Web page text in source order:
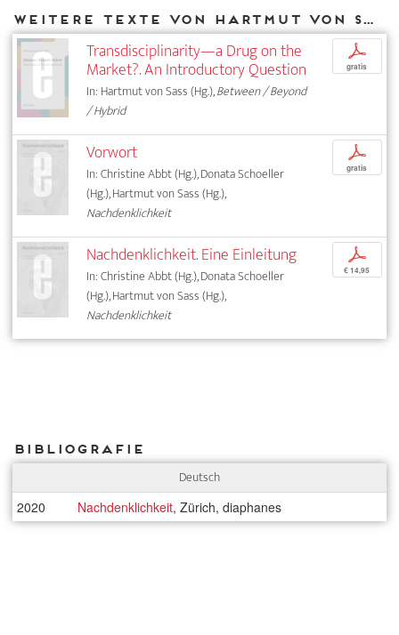
Weitere Texte von Hartmut von Sass bei DIAPHANES
Transdisciplinarity—a Drug on the
Market?. An Introductory Question
In: Hartmut von Sass (Hg.),Between / Beyond
/ Hybrid
p
gratis
Vorwort
In: Christine Abbt (Hg.), Donata Schoeller
(Hg.), Hartmut von Sass (Hg.),
Nachdenklichkeit
p
gratis
Nachdenklichkeit. Eine Einleitung
In: Christine Abbt (Hg.), Donata Schoeller
(Hg.), Hartmut von Sass (Hg.),
Nachdenklichkeit
p
€ 14,95
Bibliografie
Deutsch
2020 Nachdenklichkeit, Zürich, diaphanes